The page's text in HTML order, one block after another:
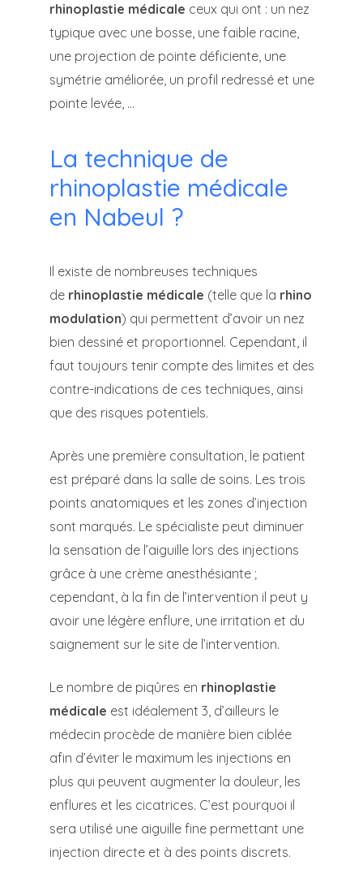
rhinoplastie médicale ceux qui ont : un nez
typique avec une bosse, une faible racine,
une projection de pointe déficiente, une
symétrie améliorée, un profil redressé et une
pointe levée, …
La technique de
rhinoplastie médicale
en Nabeul ?
Il existe de nombreuses techniques
de rhinoplastie médicale (telle que la rhino
modulation) qui permettent d’avoir un nez
bien dessiné et proportionnel. Cependant, il
faut toujours tenir compte des limites et des
contre-indications de ces techniques, ainsi
que des risques potentiels.
Après une première consultation, le patient
est préparé dans la salle de soins. Les trois
points anatomiques et les zones d’injection
sont marqués. Le spécialiste peut diminuer
la sensation de l’aiguille lors des injections
grâce à une crème anesthésiante ;
cependant, à la fin de l’intervention il peut y
avoir une légère enflure, une irritation et du
saignement sur le site de l’intervention.
Le nombre de piqûres en rhinoplastie
médicale est idéalement 3, d’ailleurs le
médecin procède de manière bien ciblée
afin d’éviter le maximum les injections en
plus qui peuvent augmenter la douleur, les
enflures et les cicatrices. C’est pourquoi il
sera utilisé une aiguille fine permettant une
injection directe et à des points discrets.